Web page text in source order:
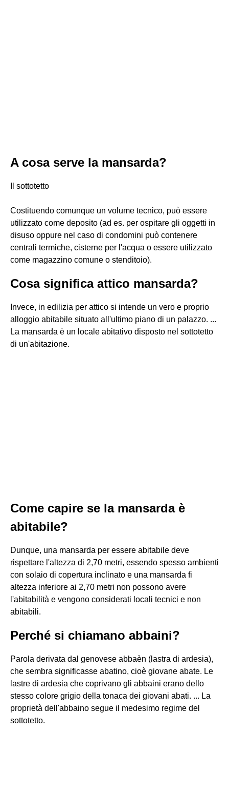
A cosa serve la mansarda?
Il sottotetto
Costituendo comunque un volume tecnico, può essere
utilizzato come deposito (ad es. per ospitare gli oggetti in
disuso oppure nel caso di condomini può contenere
centrali termiche, cisterne per l'acqua o essere utilizzato
come magazzino comune o stenditoio).
Cosa significa attico mansarda?
Invece, in edilizia per attico si intende un vero e proprio
alloggio abitabile situato all'ultimo piano di un palazzo. ...
La mansarda è un locale abitativo disposto nel sottotetto
di un'abitazione.
Come capire se la mansarda è
abitabile?
Dunque, una mansarda per essere abitabile deve
rispettare l'altezza di 2,70 metri, essendo spesso ambienti
con solaio di copertura inclinato e una mansarda fi
altezza inferiore ai 2,70 metri non possono avere
l'abitabilità e vengono considerati locali tecnici e non
abitabili.
Perché si chiamano abbaini?
Parola derivata dal genovese abbaèn (lastra di ardesia),
che sembra significasse abatino, cioè giovane abate. Le
lastre di ardesia che coprivano gli abbaini erano dello
stesso colore grigio della tonaca dei giovani abati. ... La
proprietà dell'abbaino segue il medesimo regime del
sottotetto.